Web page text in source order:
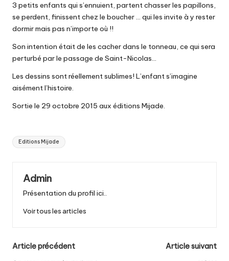
3 petits enfants qui s’ennuient, partent chasser les papillons,
se perdent, finissent chez le boucher … qui les invite à y rester
dormir mais pas n’importe où !!
Son intention était de les cacher dans le tonneau, ce qui sera
perturbé par le passage de Saint-Nicolas…
Les dessins sont réellement sublimes! L’enfant s’imagine
aisément l’histoire.
Sortie le 29 octobre 2015 aux éditions Mijade.
Tags:
Editions Mijade
Admin
Présentation du profil ici..
Voir tous les articles
Post
Article précédent
Article suivant